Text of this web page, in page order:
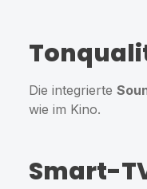
Die integrierte
wie im Kino.
Smart-